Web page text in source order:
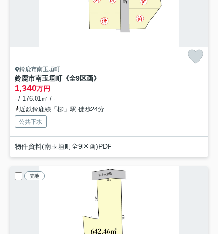
鈴鹿市南玉垣町
鈴鹿市南玉垣町《全9区画》
1,340万円
- / 176.01㎡ / -
近鉄鈴鹿線「柳」駅 徒歩24分
公共下水
物件資料(南玉垣町全9区画)PDF
売地